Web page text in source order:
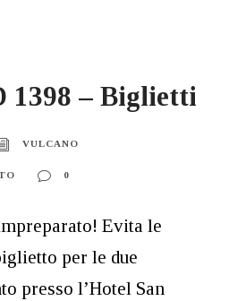
1398 – Biglietti
VULCANO
0
Evita le
per le due
presso l’Hotel San